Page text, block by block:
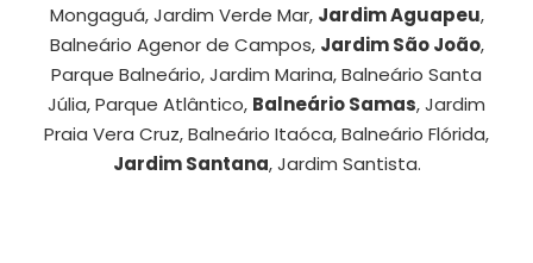
Mongaguá, Jardim Verde Mar, Jardim Aguapeu,
Balneário Agenor de Campos, Jardim São João,
Parque Balneário, Jardim Marina, Balneário Santa
Júlia, Parque Atlântico, Balneário Samas, Jardim
Praia Vera Cruz, Balneário Itaóca, Balneário Flórida,
Jardim Santana, Jardim Santista.